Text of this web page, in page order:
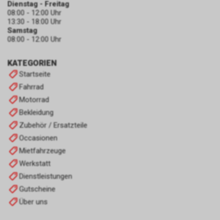
KATEGORIEN
Startseite
Fahrrad
Motorrad
Bekleidung
Zubehör / Ersatzteile
Occasionen
Mietfahrzeuge
Werkstatt
Dienstleistungen
Gutscheine
Über uns
Dienstag - Freitag
08:00 - 12:00 Uhr
13:30 - 18:00 Uhr
Samstag
08:00 - 12:00 Uhr